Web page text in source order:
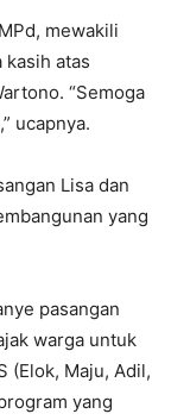
mewakili
atas
“Semoga
ucapnya.
Lisa dan
yang
pasangan
warga untuk
(Elok, Maju, Adil,
yang